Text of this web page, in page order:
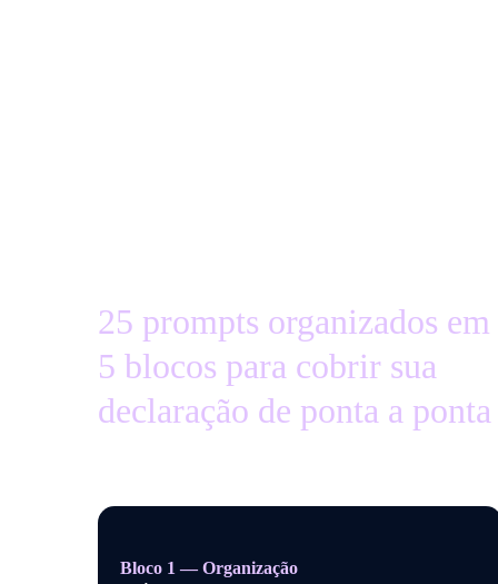
25 prompts organizados em
5 blocos para cobrir sua
declaração de ponta a ponta
Bloco 1 — Organização